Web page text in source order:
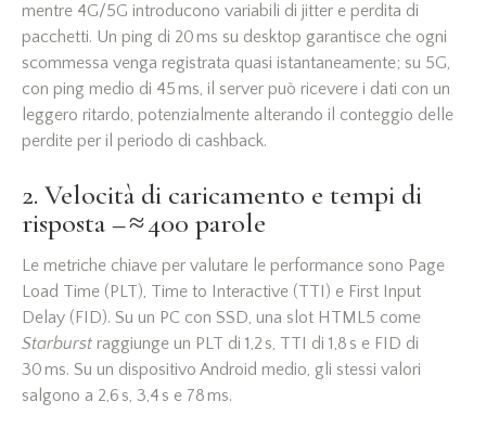
mentre 4G/5G introducono variabili di jitter e perdita di
pacchetti. Un ping di 20 ms su desktop garantisce che ogni
scommessa venga registrata quasi istantaneamente; su 5G,
con ping medio di 45 ms, il server può ricevere i dati con un
leggero ritardo, potenzialmente alterando il conteggio delle
perdite per il periodo di cashback.
2. Velocità di caricamento e tempi di
risposta – ≈ 400 parole
Le metriche chiave per valutare le performance sono Page
Load Time (PLT), Time to Interactive (TTI) e First Input
Delay (FID). Su un PC con SSD, una slot HTML5 come
Starburst raggiunge un PLT di 1,2 s, TTI di 1,8 s e FID di
30 ms. Su un dispositivo Android medio, gli stessi valori
salgono a 2,6 s, 3,4 s e 78 ms.